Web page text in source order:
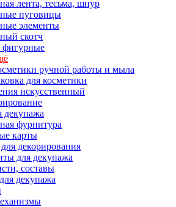
лента, тесьма, шнур
пуговицы
элементы
скотч
ручной работы и мыла
для косметики
искусственный
декупажа
фурнитура
карты
декорирования
для декупажа
составы
декупажа